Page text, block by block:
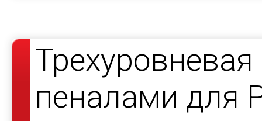
пеналами